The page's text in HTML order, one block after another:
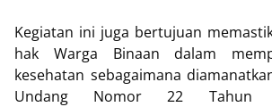
Kegiatan ini juga bertujuan
hak Warga Binaan dalam
kesehatan sebagaimana
Undang Nomor 22 Tahun